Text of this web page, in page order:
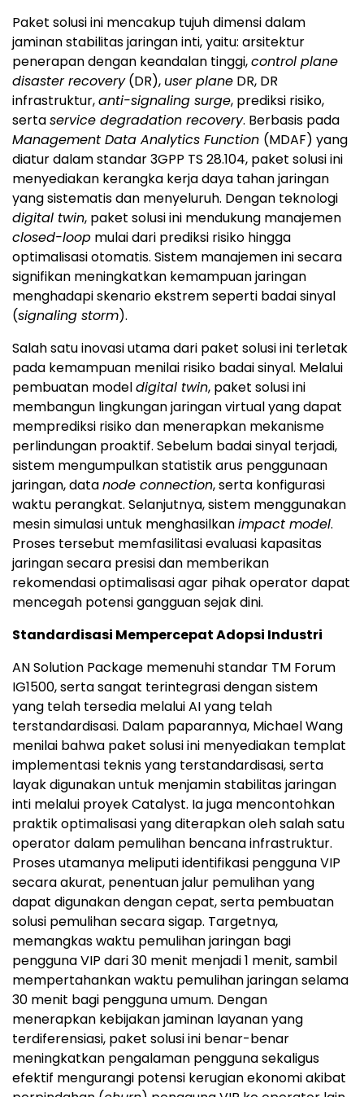
Paket solusi ini mencakup tujuh dimensi dalam
jaminan stabilitas jaringan inti, yaitu: arsitektur
penerapan dengan keandalan tinggi,control plane
disaster recovery(DR), user plane DR, DR
infrastruktur,anti-signaling surge, prediksi risiko,
sertaservice degradation recovery. Berbasis pada
Management Data Analytics Function (MDAF) yang
diatur dalam standar 3GPP TS 28.104, paket solusi ini
menyediakan kerangka kerja daya tahan jaringan
yang sistematis dan menyeluruh. Dengan teknologi
digital twin, paket solusi ini mendukung manajemen
closed-loop mulai dari prediksi risiko hingga
optimalisasi otomatis. Sistem manajemen ini secara
signifikan meningkatkan kemampuan jaringan
menghadapi skenario ekstrem seperti badai sinyal
(signaling storm).
Salah satu inovasi utama dari paket solusi ini terletak
pada kemampuan menilai risiko badai sinyal. Melalui
pembuatan modeldigital twin, paket solusi ini
membangun lingkungan jaringan virtual yang dapat
memprediksi risiko dan menerapkan mekanisme
perlindungan proaktif. Sebelum badai sinyal terjadi,
sistem mengumpulkan statistik arus penggunaan
jaringan, datanode connection, serta konfigurasi
waktu perangkat. Selanjutnya, sistem menggunakan
mesin simulasi untuk menghasilkanimpact model.
Proses tersebut memfasilitasi evaluasi kapasitas
jaringan secara presisi dan memberikan
rekomendasi optimalisasi agar pihak operator dapat
mencegah potensi gangguan sejak dini.
Standardisasi Mempercepat Adopsi Industri
AN Solution Package memenuhi standar TM Forum
IG1500, serta sangat terintegrasi dengan sistem
yang telah tersedia melalui AI yang telah
terstandardisasi. Dalam paparannya, Michael Wang
menilai bahwa paket solusi ini menyediakan templat
implementasi teknis yang terstandardisasi, serta
layak digunakan untuk menjamin stabilitas jaringan
inti melalui proyek Catalyst. Ia juga mencontohkan
praktik optimalisasi yang diterapkan oleh salah satu
operator dalam pemulihan bencana infrastruktur.
Proses utamanya meliputi identifikasi pengguna VIP
secara akurat, penentuan jalur pemulihan yang
dapat digunakan dengan cepat, serta pembuatan
solusi pemulihan secara sigap. Targetnya,
memangkas waktu pemulihan jaringan bagi
pengguna VIP dari 30 menit menjadi 1 menit, sambil
mempertahankan waktu pemulihan jaringan selama
30 menit bagi pengguna umum. Dengan
menerapkan kebijakan jaminan layanan yang
terdiferensiasi, paket solusi ini benar-benar
meningkatkan pengalaman pengguna sekaligus
efektif mengurangi potensi kerugian ekonomi akibat